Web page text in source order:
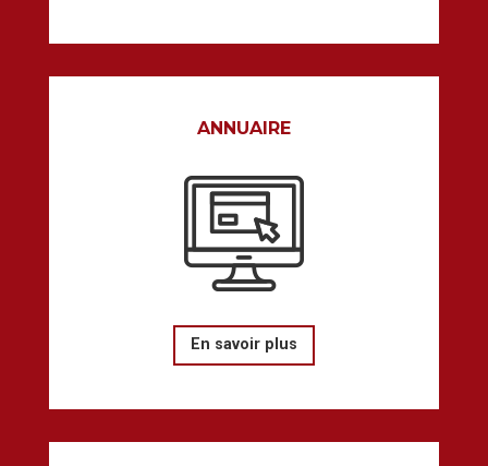
ANNUAIRE
En savoir plus